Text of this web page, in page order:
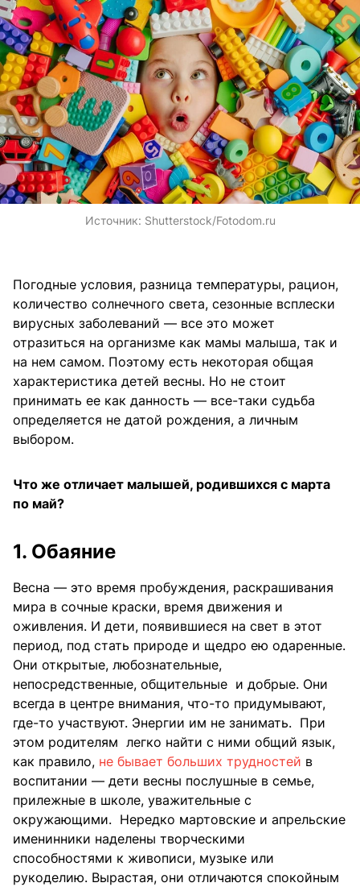
Источник: Shutterstock/Fotodom.ru
Погодные условия, разница температуры, рацион,
количество солнечного света, сезонные всплески
вирусных заболеваний — все это может
отразиться на организме как мамы малыша, так и
на нем самом. Поэтому есть некоторая общая
характеристика детей весны. Но не стоит
принимать ее как данность — все-таки судьба
определяется не датой рождения, а личным
выбором.
Что же отличает малышей, родившихся с марта
по май?
1. Обаяние
Весна — это время пробуждения, раскрашивания
мира в сочные краски, время движения и
оживления. И дети, появившиеся на свет в этот
период, под стать природе и щедро ею одаренные.
Они открытые, любознательные,
непосредственные, общительные и добрые. Они
всегда в центре внимания, что-то придумывают,
где-то участвуют. Энергии им не занимать. При
этом родителям легко найти с ними общий язык,
как правило, не бывает больших трудностей в
воспитании — дети весны послушные в семье,
прилежные в школе, уважительные с
окружающими. Нередко мартовские и апрельские
именинники наделены творческими
способностями к живописи, музыке или
рукоделию. Вырастая, они отличаются спокойным